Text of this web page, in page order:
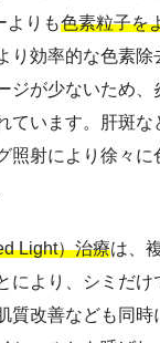
よりも色素粒子を
り効率的な色素除
ジが少ないため、
ています。肝斑な
照射により徐々に
Light）治療は、
により、シミだけ
質改善なども同時